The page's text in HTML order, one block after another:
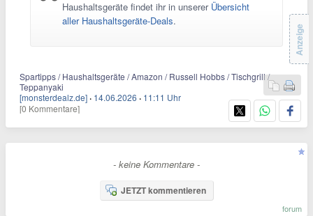
Haushaltsgeräte findet ihr in unserer Übersicht
aller Haushaltsgeräte-Deals.
Spartipps / Haushaltsgeräte / Amazon / Russell Hobbs / Tischgrill /
Teppanyaki
[monsterdealz.de] · 14.06.2026 · 11:11 Uhr
[0 Kommentare]
Anzeige
- keine Kommentare -
JETZT kommentieren
forum